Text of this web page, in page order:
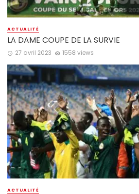
ACTUALITÉ
LA DAME COUPE DE LA SURVIE
27 avril 2023 1558 views
ACTUALITÉ